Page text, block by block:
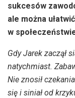
sukcesów
ale można
w
Gdy Jarek zaczął
natychmiast.
Nie znosił
się i siniał od